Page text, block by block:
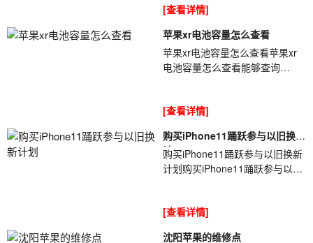
一年半...
[查看详情]
苹果xr电池容量怎么查看
苹果xr电池容量怎么查看苹果xr
电池容量怎么查看能够查询
多种,那么你知...
[查看详情]
购买iPhone11踊跃参与以旧换新
计
购买iPhone11踊跃参与以旧换新
计划购买iPhone11踊跃参与以旧
目前有...
[查看详情]
沈阳苹果的维修点